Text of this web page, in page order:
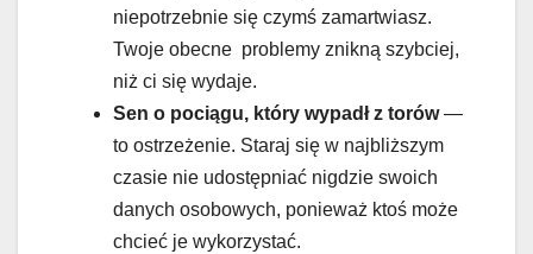
niepotrzebnie się czymś zamartwiasz.
Twoje obecne problemy znikną szybciej,
niż ci się wydaje.
Sen o pociągu, który wypadł z torów—
to ostrzeżenie. Staraj się w najbliższym
czasie nie udostępniać nigdzie swoich
danych osobowych, ponieważ ktoś może
chcieć je wykorzystać.